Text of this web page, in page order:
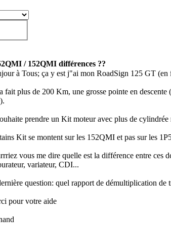
/ 152QMI différences ??
à Tous; ça y est j"ai mon RoadSign 125 GT
fait plus de 200 Km, une grosse pointe en
prendre un Kit moteur avec plus de
Kit se montent sur les 152QMI et pas sur les
vous me dire quelle est la différence entre ces
variateur, CDI...
question: quel rapport de démultiplication
pour votre aide